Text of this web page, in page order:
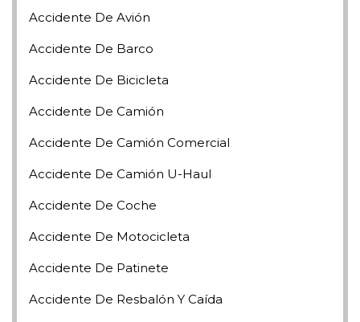
Accidente De Avión
Accidente De Barco
Accidente De Bicicleta
Accidente De Camión
Accidente De Camión Comercial
Accidente De Camión U-Haul
Accidente De Coche
Accidente De Motocicleta
Accidente De Patinete
Accidente De Resbalón Y Caída